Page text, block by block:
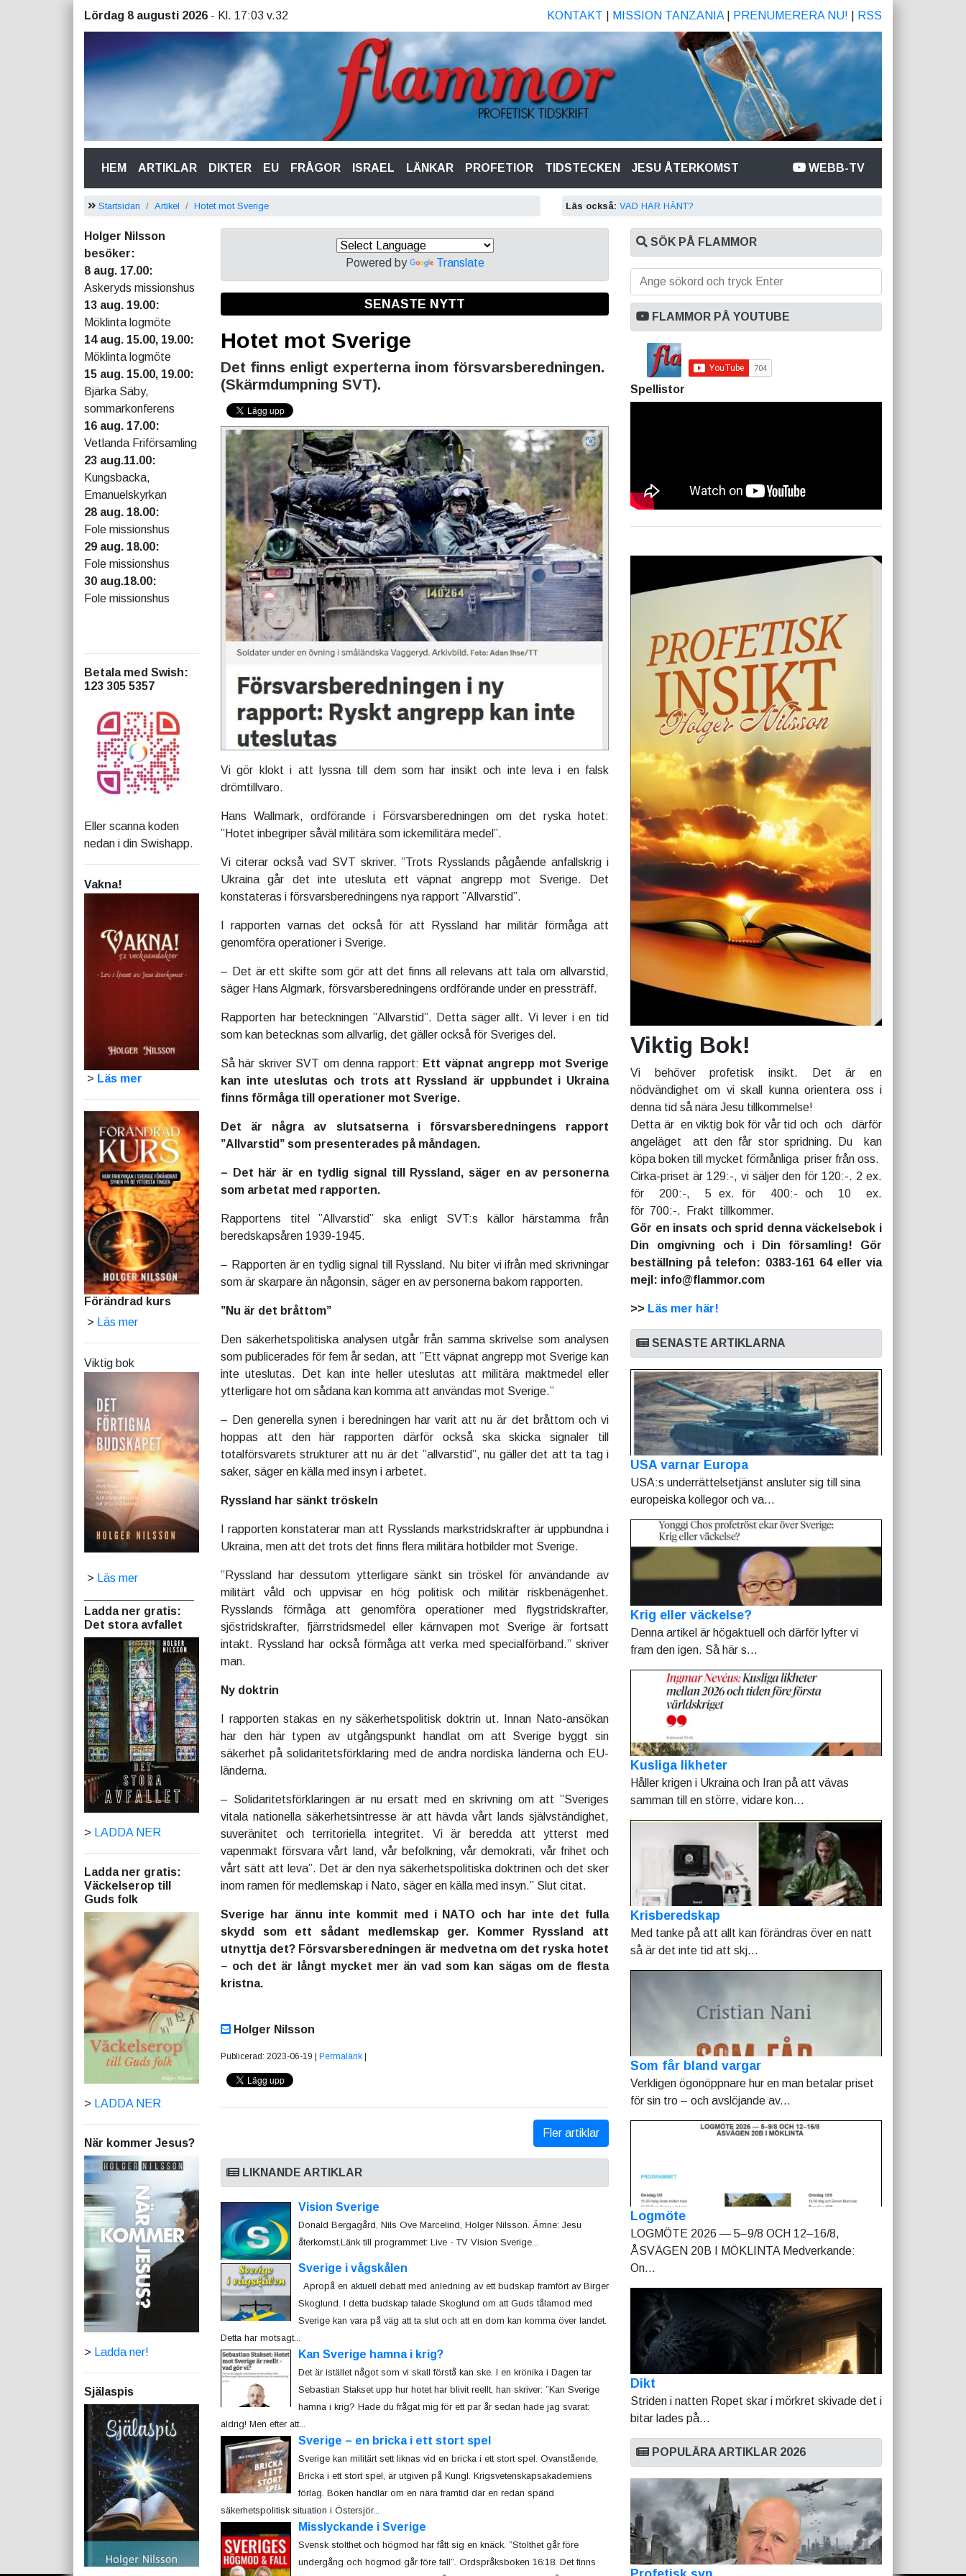
Lördag 8 augusti 2026 - Kl. 17:03 v.32 KONTAKT MISSION TANZANIA| PRENUMERERA NU! RSS
HEM(CURRENT)
ARTIKLAR DIKTER EU FRÅGOR ISRAEL LÄNKAR PROFETIOR TIDSTECKEN JESU ÅTERKOMST WEBB-TV
Startsidan Artikel Hotet mot Sverige Läs också: VAD HAR HÄNT?
Holger Nilsson
besöker:
8 aug. 17.00:
Askeryds missionshus
13 aug. 19.00:
Möklinta logmöte
14 aug. 15.00, 19.00:
Möklinta logmöte
15 aug. 15.00, 19.00:
Bjärka Säby,
sommarkonferens
16 aug. 17.00:
Vetlanda Friförsamling
23 aug.11.00:
Kungsbacka,
Emanuelskyrkan
28 aug. 18.00:
Fole missionshus
29 aug. 18.00:
Fole missionshus
30 aug.18.00:
Fole missionshus
Betala med Swish:
123 305 5357
Eller scanna koden
nedan i din Swishapp.
Vakna!
> Läs mer
Förändrad kurs
> Läs mer
Viktig bok
> Läs mer
Ladda ner gratis:
Det stora avfallet
> LADDA NER
Ladda ner gratis:
Väckelserop till
Guds folk
> LADDA NER
När kommer Jesus?
> Ladda ner!
Själaspis
Powered by Translate
SENASTE NYTT
Hotet mot Sverige
Det finns enligt experterna inom försvarsberedningen.
(Skärmdumpning SVT).
Vi gör klokt i att lyssna till dem som har insikt och inte leva i en falsk
drömtillvaro.
Hans Wallmark, ordförande i Försvarsberedningen om det ryska hotet:
”Hotet inbegriper såväl militära som ickemilitära medel”.
Vi citerar också vad SVT skriver. ”Trots Rysslands pågående anfallskrig i
Ukraina går det inte utesluta ett väpnat angrepp mot Sverige. Det
konstateras i försvarsberedningens nya rapport ”Allvarstid”.
I rapporten varnas det också för att Ryssland har militär förmåga att
genomföra operationer i Sverige.
– Det är ett skifte som gör att det finns all relevans att tala om allvarstid,
säger Hans Algmark, försvarsberedningens ordförande under en pressträff.
Rapporten har beteckningen ”Allvarstid”. Detta säger allt. Vi lever i en tid
som kan betecknas som allvarlig, det gäller också för Sveriges del.
Så här skriver SVT om denna rapport: Ett väpnat angrepp mot Sverige
kan inte uteslutas och trots att Ryssland är uppbundet i Ukraina
finns förmåga till operationer mot Sverige.
Det är några av slutsatserna i försvarsberedningens rapport
”Allvarstid” som presenterades på måndagen.
– Det här är en tydlig signal till Ryssland, säger en av personerna
som arbetat med rapporten.
Rapportens titel ”Allvarstid” ska enligt SVT:s källor härstamma från
beredskapsåren 1939-1945.
– Rapporten är en tydlig signal till Ryssland. Nu biter vi ifrån med skrivningar
som är skarpare än någonsin, säger en av personerna bakom rapporten.
”Nu är det bråttom”
Den säkerhetspolitiska analysen utgår från samma skrivelse som analysen
som publicerades för fem år sedan, att ”Ett väpnat angrepp mot Sverige kan
inte uteslutas. Det kan inte heller uteslutas att militära maktmedel eller
ytterligare hot om sådana kan komma att användas mot Sverige.”
– Den generella synen i beredningen har varit att nu är det bråttom och vi
hoppas att den här rapporten därför också ska skicka signaler till
totalförsvarets strukturer att nu är det ”allvarstid”, nu gäller det att ta tag i
saker, säger en källa med insyn i arbetet.
Ryssland har sänkt tröskeln
I rapporten konstaterar man att Rysslands markstridskrafter är uppbundna i
Ukraina, men att det trots det finns flera militära hotbilder mot Sverige.
”Ryssland har dessutom ytterligare sänkt sin tröskel för användande av
militärt våld och uppvisar en hög politisk och militär riskbenägenhet.
Rysslands förmåga att genomföra operationer med flygstridskrafter,
sjöstridskrafter, fjärrstridsmedel eller kärnvapen mot Sverige är fortsatt
intakt. Ryssland har också förmåga att verka med specialförband.” skriver
man.
Ny doktrin
I rapporten stakas en ny säkerhetspolitisk doktrin ut. Innan Nato-ansökan
har den här typen av utgångspunkt handlat om att Sverige byggt sin
säkerhet på solidaritetsförklaring med de andra nordiska länderna och EU-
länderna.
– Solidaritetsförklaringen är nu ersatt med en skrivning om att ”Sveriges
vitala nationella säkerhetsintresse är att hävda vårt lands självständighet,
suveränitet och territoriella integritet. Vi är beredda att ytterst med
vapenmakt försvara vårt land, vår befolkning, vår demokrati, vår frihet och
vårt sätt att leva”. Det är den nya säkerhetspolitiska doktrinen och det sker
inom ramen för medlemskap i Nato, säger en källa med insyn.” Slut citat.
Sverige har ännu inte kommit med i NATO och har inte det fulla
skydd som ett sådant medlemskap ger. Kommer Ryssland att
utnyttja det? Försvarsberedningen är medvetna om det ryska hotet
– och det är långt mycket mer än vad som kan sägas om de flesta
kristna.
Holger Nilsson
Publicerad: 2023-06-19 | Permalänk
Fler artiklar
LIKNANDE ARTIKLAR
Vision Sverige
Donald Bergagård, Nils Ove Marcelind, Holger Nilsson. Ämne: Jesu
återkomst.Länk till programmet: Live - TV Vision Sverige...
Sverige i vågskålen
Apropå en aktuell debatt med anledning av ett budskap framfört av Birger
Skoglund. I detta budskap talade Skoglund om att Guds tålamod med
Sverige kan vara på väg att ta slut och att en dom kan komma över landet.
Detta har motsagt...
Kan Sverige hamna i krig?
Det är istället något som vi skall förstå kan ske. I en krönika i Dagen tar
Sebastian Stakset upp hur hotet har blivit reellt, han skriver: ”Kan Sverige
hamna i krig? Hade du frågat mig för ett par år sedan hade jag svarat:
aldrig! Men efter att...
Sverige – en bricka i ett stort spel
Sverige kan militärt sett liknas vid en bricka i ett stort spel. Ovanstående,
Bricka i ett stort spel, är utgiven på Kungl. Krigsvetenskapsakademiens
förlag. Boken handlar om en nära framtid där en redan spänd
säkerhetspolitisk situation i Östersjör...
Misslyckande i Sverige
Svensk stolthet och högmod har fått sig en knäck. ”Stolthet går före
undergång och högmod går före fall”. Ordspråksboken 16:18. Det finns
SÖK PÅ FLAMMOR
FLAMMOR PÅ YOUTUBE
Spellistor
Viktig Bok!
Vi behöver profetisk insikt. Det är en
nödvändighet om vi skall kunna orientera oss i
denna tid så nära Jesu tillkommelse!
Detta är en viktig bok för vår tid och och därför
angeläget att den får stor spridning. Du kan
köpa boken till mycket förmånliga priser från oss.
Cirka-priset är 129:-, vi säljer den för 120:-. 2 ex.
för 200:-, 5 ex. för 400:- och 10 ex.
för 700:-. Frakt tillkommer.
Gör en insats och sprid denna väckelsebok i
Din omgivning och i Din församling! Gör
beställning på telefon: 0383-161 64 eller via
mejl: info@flammor.com
>> Läs mer här!
SENASTE ARTIKLARNA
USA varnar Europa
USA:s underrättelsetjänst ansluter sig till sina
europeiska kollegor och va...
Krig eller väckelse?
Denna artikel är högaktuell och därför lyfter vi
fram den igen. Så här s...
Kusliga likheter
Håller krigen i Ukraina och Iran på att vävas
samman till en större, vidare kon...
Krisberedskap
Med tanke på att allt kan förändras över en natt
så är det inte tid att skj...
Som får bland vargar
Verkligen ögonöppnare hur en man betalar priset
för sin tro – och avslöjande av...
Logmöte
LOGMÖTE 2026 — 5–9/8 OCH 12–16/8,
ÅSVÄGEN 20B I MÖKLINTA Medverkande:
On...
Dikt
Striden i natten Ropet skar i mörkret skivade det i
bitar lades på...
POPULÄRA ARTIKLAR 2026